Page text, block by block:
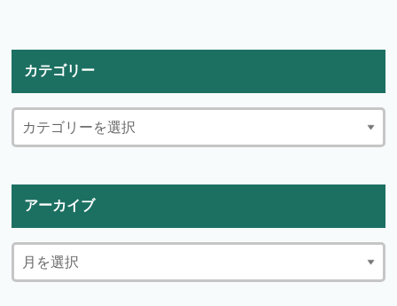
カテゴリー
アーカイブ